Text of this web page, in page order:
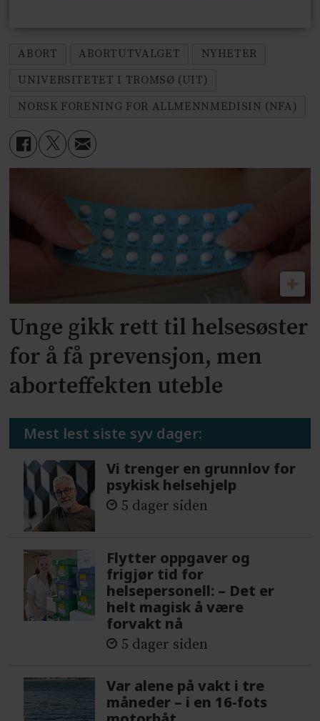
ABORT ABORTUTVALGET
NYHETER
UNIVERSITETET I TROMSØ (UIT)
NORSK FORENING FOR ALLMENNMEDISIN (NFA)
Unge gikk rett til helsesøster
for å få prevensjon, men
aborteffekten uteble
Mest lest siste syv dager:
Vi trenger en grunnlov for
psykisk helsehjelp
5 dager siden
Flytter oppgaver og
frigjør tid for
helsepersonell: – Det er
helt magisk å være
forvakt nå
5 dager siden
Var alene på vakt i tre
måneder – i en 16-fots